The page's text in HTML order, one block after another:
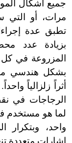
جميع أشكال
مرات، أو التي
تطبق عدة
بزيادة عدد
بشكل هندسي
أثراً زلزالياً
الرجاجات في
لما هو مستخدم
واحد،
إشارات متعددة